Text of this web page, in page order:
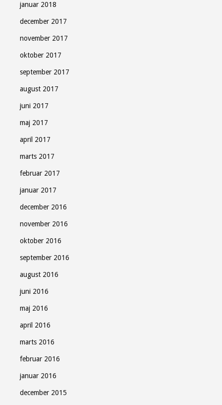
januar 2018
december 2017
november 2017
oktober 2017
september 2017
august 2017
juni 2017
maj 2017
april 2017
marts 2017
februar 2017
januar 2017
december 2016
november 2016
oktober 2016
september 2016
august 2016
juni 2016
maj 2016
april 2016
marts 2016
februar 2016
januar 2016
december 2015